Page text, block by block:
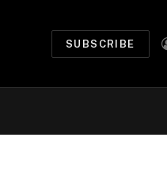
SUBSCRIBE